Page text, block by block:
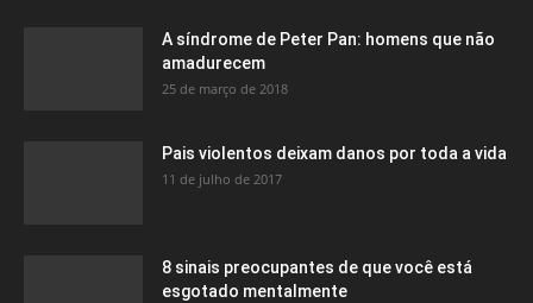
A síndrome de Peter Pan: homens que não
amadurecem
25 de março de 2018
Pais violentos deixam danos por toda a vida
11 de julho de 2017
8 sinais preocupantes de que você está
esgotado mentalmente